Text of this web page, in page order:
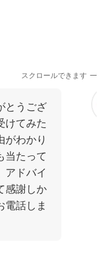
スクロールできます
とうござ
けてみた
がわかり
当たって
アドバイ
感謝しか
電話しま